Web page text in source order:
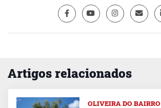
Artigos relacionados
OLIVEIRA DO BAIRRO